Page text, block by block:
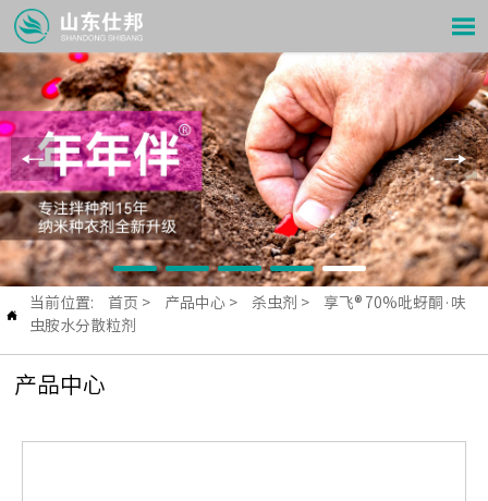


当前位置: 首页 > 产品中心 > 杀虫剂 >
享飞® 70%吡蚜酮·呋
虫胺水分散粒剂
产品中心